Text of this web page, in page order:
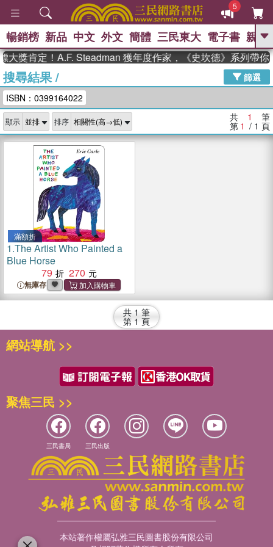
5
GO
高希均教授回憶錄
、 The Odyssey 、 父親節 、 花開錦
李登輝時代 、 數學女孩：黎曼猜想
、
如果歷史是一
群喵 、 臺灣漫遊錄
暢銷榜 新品 中文 外文 簡體 三民東大 電子書 親子
大獎肯定！A.F. Steadman 獲年度作家，《史坎德》系列帶你
搜尋結果/
篩選
ISBN：0399164022
顯示 排序 共 1 筆
第 1 / 1 頁
滿額折
1.The Artist Who Painted a
Blue Horse
79
270
無庫存
共 1 筆
第 1 頁
網站導航 >>
聚焦三民 >>
三民書局 三民出版
本站著作權屬弘雅三民圖書股份有限公司